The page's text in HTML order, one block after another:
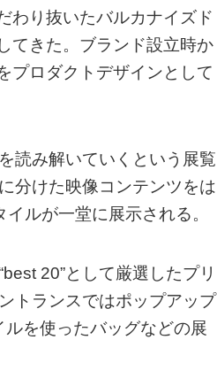
わり抜いたバルカナイズド
てきた。ブランド設立時か
プロダクトデザインとして
読み解いていくという展覧
分けた映像コンテンツをは
ルが一堂に展示される。
20”として厳選したプリ
トランスではポップアップ
を使ったバッグなどの展